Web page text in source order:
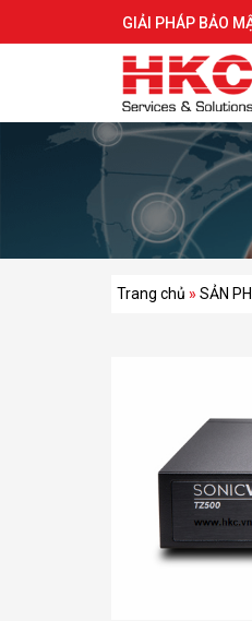
GIẢI PHÁP BẢO
Trang chủ »SẢN